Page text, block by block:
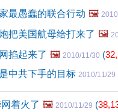
最愚蠢的联合行动 🖼️
把美国航母给打来了 🖼️
掐起来了 🖼️ 2010/11/30 (
中共下手的目标 2010/11/29
着火了 🖼️ 2010/11/29 (